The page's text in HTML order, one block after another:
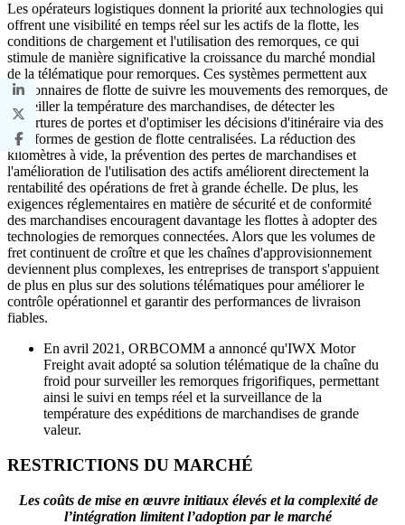
Les opérateurs logistiques donnent la priorité aux technologies qui
offrent une visibilité en temps réel sur les actifs de la flotte, les
conditions de chargement et l'utilisation des remorques, ce qui
stimule de manière significative la croissance du marché mondial
de la télématique pour remorques. Ces systèmes permettent aux
gestionnaires de flotte de suivre les mouvements des remorques, de
surveiller la température des marchandises, de détecter les
ouvertures de portes et d'optimiser les décisions d'itinéraire via des
plateformes de gestion de flotte centralisées. La réduction des
kilomètres à vide, la prévention des pertes de marchandises et
l'amélioration de l'utilisation des actifs améliorent directement la
rentabilité des opérations de fret à grande échelle. De plus, les
exigences réglementaires en matière de sécurité et de conformité
des marchandises encouragent davantage les flottes à adopter des
technologies de remorques connectées. Alors que les volumes de
fret continuent de croître et que les chaînes d'approvisionnement
deviennent plus complexes, les entreprises de transport s'appuient
de plus en plus sur des solutions télématiques pour améliorer le
contrôle opérationnel et garantir des performances de livraison
fiables.
En avril 2021, ORBCOMM a annoncé qu'IWX Motor
Freight avait adopté sa solution télématique de la chaîne du
froid pour surveiller les remorques frigorifiques, permettant
ainsi le suivi en temps réel et la surveillance de la
température des expéditions de marchandises de grande
valeur.
RESTRICTIONS DU MARCHÉ
Les coûts de mise en œuvre initiaux élevés et la complexité de
l’intégration limitent l’adoption par le marché